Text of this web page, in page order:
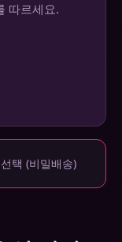
따르세요.
택 (비밀배송)